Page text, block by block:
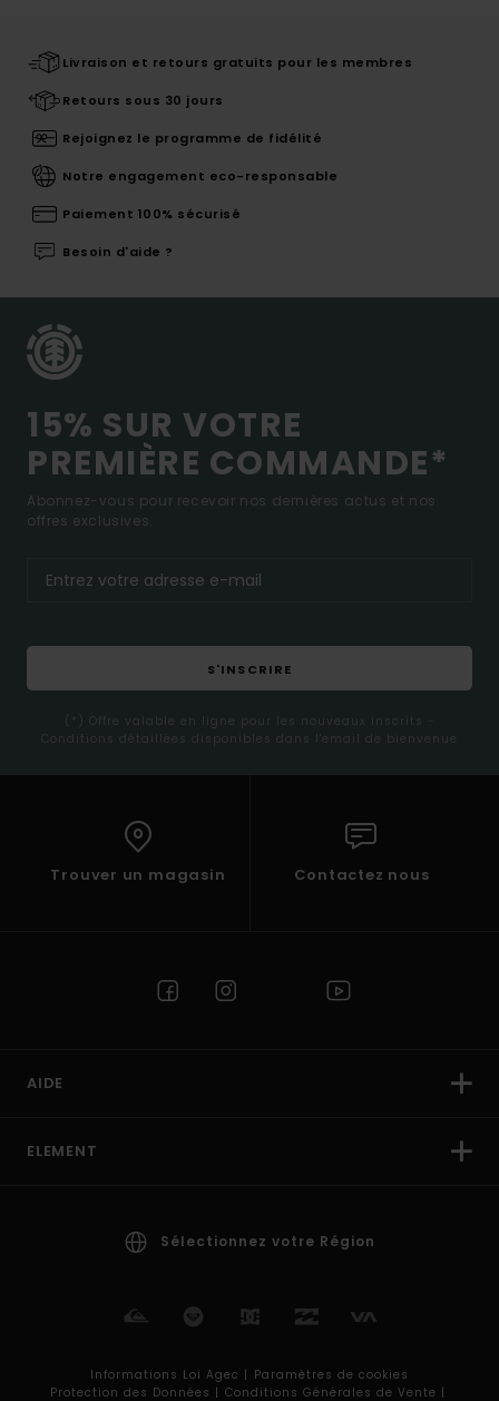
Livraison et retours gratuits pour les membres
Retours sous 30 jours
Rejoignez le programme de fidélité
Notre engagement eco-responsable
Paiement 100% sécurisé
Besoin d'aide ?
15% SUR VOTRE
PREMIÈRE COMMANDE*
Abonnez-vous pour recevoir nos dernières actus et nos
offres exclusives.
S'INSCRIRE
(*) Offre valable en ligne pour les nouveaux inscrits -
Conditions détaillées disponibles dans l'email de bienvenue
Trouver un magasin Contactez nous
AIDE
ELEMENT
Sélectionnez votre Région
Informations Loi Agec | Paramètres de cookies
Protection des Données | Conditions Générales de Vente |